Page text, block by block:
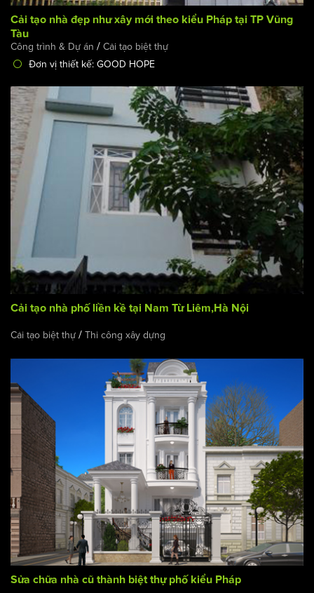
Cải tạo nhà đẹp như xây mới theo kiểu Pháp tại TP Vũng
Tàu
Công trình & Dự án / Cải tạo biệt thự
Đơn vị thiết kế: GOOD HOPE
Cải tạo nhà phố liền kề tại Nam Từ Liêm,Hà Nội
Cải tạo biệt thự / Thi công xây dựng
Sửa chữa nhà cũ thành biệt thự phố kiểu Pháp